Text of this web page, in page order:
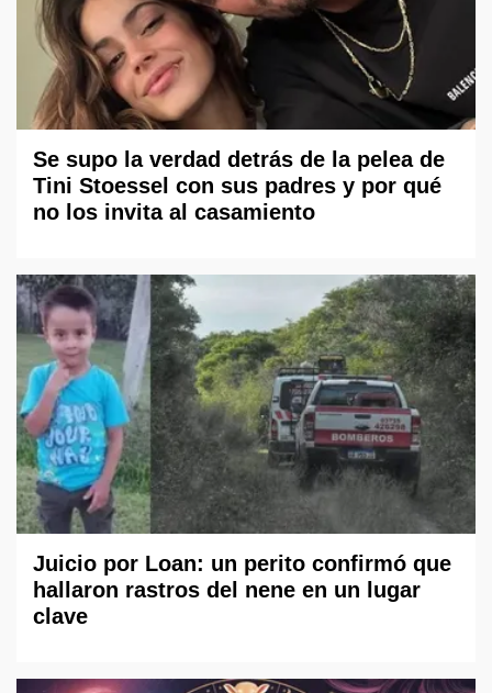
Se supo la verdad detrás de la pelea de
Tini Stoessel con sus padres y por qué
no los invita al casamiento
Juicio por Loan: un perito confirmó que
hallaron rastros del nene en un lugar
clave